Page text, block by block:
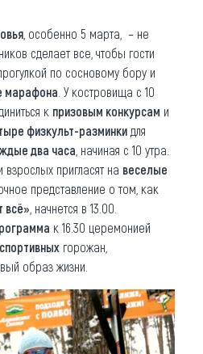
, особенно 5 марта, – не
сделает все, чтобы гости
прогулкой по сосновому бору и
марафона . У костровища с 10
к призовым конкурсам и
физкульт-разминки для
два часа , начиная с 10 утра.
взрослых пригласят на веселые
представление о том, как
всё» , начнется в 13.00.
к 16.30 церемонией
горожан,
образ жизни.